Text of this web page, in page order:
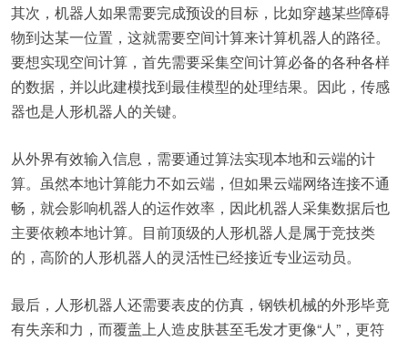
其次，机器人如果需要完成预设的目标，比如穿越某些障碍
物到达某一位置，这就需要空间计算来计算机器人的路径。
要想实现空间计算，首先需要采集空间计算必备的各种各样
的数据，并以此建模找到最佳模型的处理结果。因此，传感
器也是人形机器人的关键。
从外界有效输入信息，需要通过算法实现本地和云端的计
算。虽然本地计算能力不如云端，但如果云端网络连接不通
畅，就会影响机器人的运作效率，因此机器人采集数据后也
主要依赖本地计算。目前顶级的人形机器人是属于竞技类
的，高阶的人形机器人的灵活性已经接近专业运动员。
最后，人形机器人还需要表皮的仿真，钢铁机械的外形毕竟
有失亲和力，而覆盖上人造皮肤甚至毛发才更像“人”，更符